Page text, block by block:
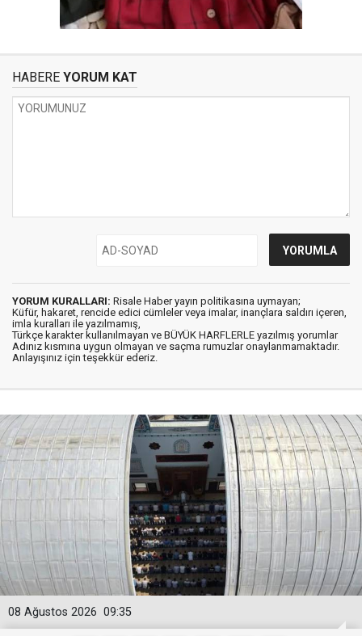
HABERE YORUM KAT
YORUM KURALLARI: Risale Haber yayın politikasına uymayan;
Küfür, hakaret, rencide edici cümleler veya imalar, inançlara saldırı içeren,
imla kuralları ile yazılmamış,
Türkçe karakter kullanılmayan ve BÜYÜK HARFLERLE yazılmış yorumlar
Adınız kısmına uygun olmayan ve saçma rumuzlar onaylanmamaktadır.
Anlayışınız için teşekkür ederiz.
09:35
08 Ağustos 2026